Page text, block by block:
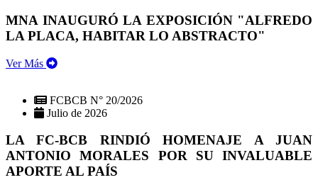
MNA INAUGURÓ LA EXPOSICIÓN "ALFREDO
LA PLACA, HABITAR LO ABSTRACTO"
Ver Más
FCBCB N° 20/2026
Julio de 2026
LA FC-BCB RINDIÓ HOMENAJE A JUAN
ANTONIO MORALES POR SU INVALUABLE
APORTE AL PAÍS